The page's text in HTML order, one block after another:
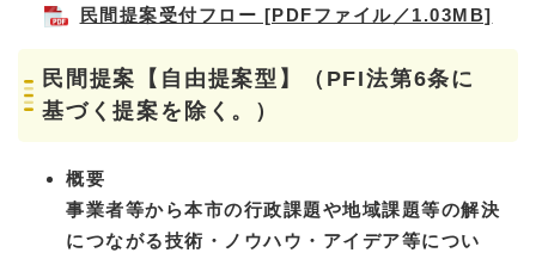
民間提案受付フロー [PDFファイル／1.03MB]
民間提案
【自由提案型】（PFI法第6条に
基づく提案を除く。）
概要
事業者等から本市の行政課題や地域課題等の解決
につながる技術・ノウハウ・アイデア等につい